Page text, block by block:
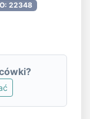
22348